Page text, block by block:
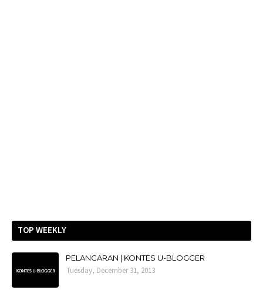
TOP WEEKLY
PELANCARAN | KONTES U-BLOGGER
Tuesday, December 31, 2013